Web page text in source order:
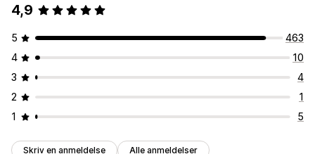
4,9
5
463
4
10
3
4
2
1
1
5
Skriv en anmeldelse Alle anmeldelser